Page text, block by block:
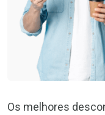
Os melhores